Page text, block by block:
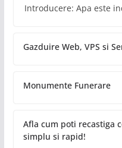
Introducere: Apa este
Gazduire Web, VPS si
Monumente Funerare
Afla cum poti recastiga
simplu si rapid!